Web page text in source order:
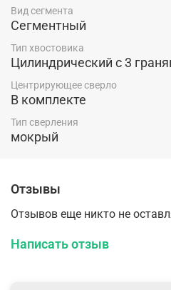
Вид сегмента
Сегментный
Тип хвостовика
Цилиндрический c 3
Центрирующее сверло
В комплекте
Тип сверления
мокрый
Отзывы
Отзывов еще никто не
Написать отзыв